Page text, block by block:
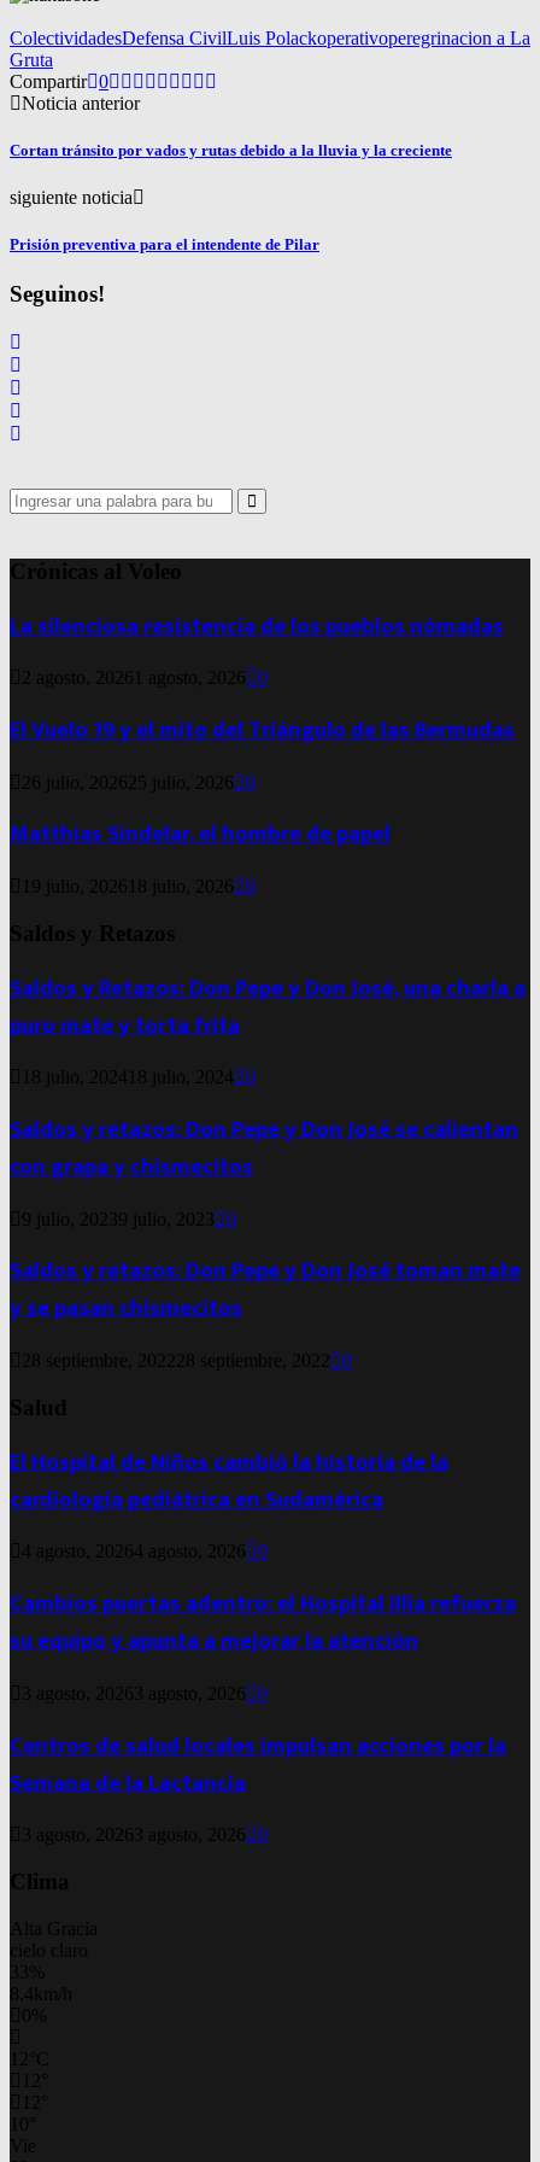
ColectividadesDefensa CivilLuis Polackoperativoperegrinacion a La
Gruta
Compartir 0
Noticia anterior
Cortan tránsito por vados y rutas debido a la lluvia y la creciente
siguiente noticia
Prisión preventiva para el intendente de Pilar
Seguinos!
Search
for:
Search
Crónicas al Voleo
La silenciosa resistencia de los pueblos nómadas
2 agosto, 2026 1 agosto, 2026 0
El Vuelo 19 y el mito del Triángulo de las Bermudas
26 julio, 2026 25 julio, 2026 0
Matthias Sindelar, el hombre de papel
19 julio, 2026 18 julio, 2026 0
Saldos y Retazos
Saldos y Retazos: Don Pepe y Don José, una charla a
puro mate y torta frita
18 julio, 2024 18 julio, 2024 0
Saldos y retazos: Don Pepe y Don José se calientan
con grapa y chismecitos
9 julio, 20239 julio, 2023 0
Saldos y retazos: Don Pepe y Don José toman mate
y se pasan chismecitos
28 septiembre, 2022 28 septiembre, 2022 0
Salud
El Hospital de Niños cambió la historia de la
cardiología pediátrica en Sudamérica
4 agosto, 20264 agosto, 2026 0
Cambios puertas adentro: el Hospital Illia refuerza
su equipo y apunta a mejorar la atención
3 agosto, 2026 3 agosto, 2026 0
Centros de salud locales impulsan acciones por la
Semana de la Lactancia
3 agosto, 2026 3 agosto, 2026 0
Clima
Alta Gracia
cielo claro
33%
8.4km/h
0%
C
10
Vie